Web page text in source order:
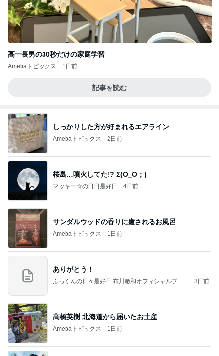
高一長男の30秒だけの家庭学習
Amebaトピックス 1日前
記事を読む
しっかりした方が好まれるエアライン
Amebaトピックス 2日前
桜島…噴火してた!? Σ(O_O；)
マッキー☆の日日是好日 4日前
サンダルウッドの香りに癒されるお風呂
Amebaトピックス 1日前
ありがとう！
ふっくんの日々是好日 布川敏和オフィシャルブロ
3日前
高橋英樹 北海道から届いたお土産
Amebaトピックス 1日前